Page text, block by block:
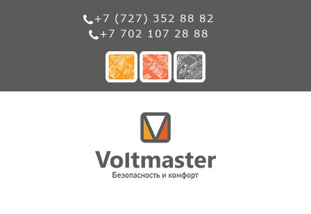
+7 (727) 352 88 82
+7 702 107 28 88